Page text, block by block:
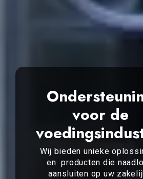
voor de
Wij bieden unieke
en producten die
aansluiten op uw